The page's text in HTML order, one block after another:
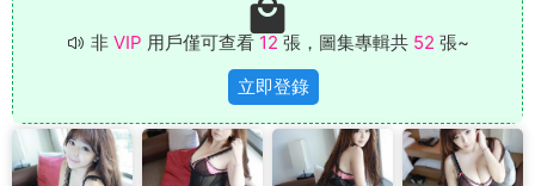
非 VIP 用戶僅可查看 12 張，圖集專輯共 52 張~
立即登錄